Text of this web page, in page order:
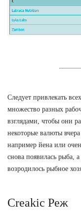
Следует привлекать
множество разных
взглядами, чтобы они
некоторые валюты
например йена или
снова появилась рыба,
возродилось рыбное
Creakic Реж